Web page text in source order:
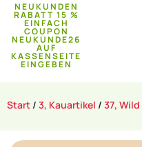
NEUKUNDEN
RABATT 15 %
EINFACH
COUPON
NEUKUNDE26
AUF
KASSENSEITE
EINGEBEN
Start / 3, Kauartikel / 37, Wild